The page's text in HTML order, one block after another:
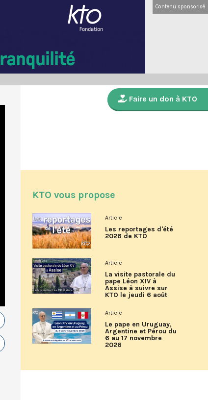
Contenu sponsorisé
Faire un don à KTO
KTO vous propose
Article
Les reportages d'été
2026 de KTO
Article
La visite pastorale du
pape Léon XIV à
Assise à suivre sur
KTO le jeudi 6 août
Article
Le pape en Uruguay,
Argentine et Pérou du
6 au 17 novembre
2026